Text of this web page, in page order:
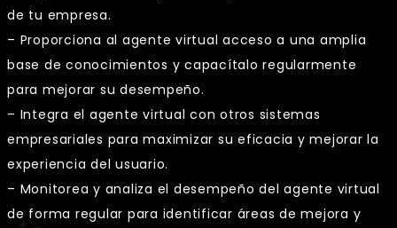
de tu empresa.
– Proporciona al agente virtual acceso a una amplia
base de conocimientos y capacítalo regularmente
para mejorar su desempeño.
– Integra el agente virtual con otros sistemas
empresariales para maximizar su eficacia y mejorar la
experiencia del usuario.
– Monitorea y analiza el desempeño del agente virtual
de forma regular para identificar áreas de mejora y